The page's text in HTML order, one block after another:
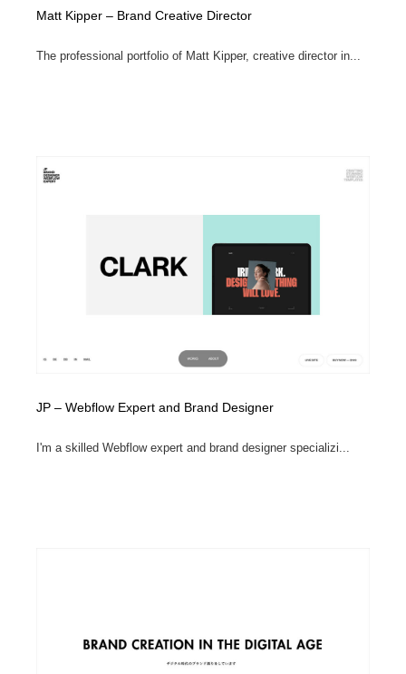
Matt Kipper – Brand Creative Director
The professional portfolio of Matt Kipper, creative director in...
JP – Webflow Expert and Brand Designer
I'm a skilled Webflow expert and brand designer specializi...